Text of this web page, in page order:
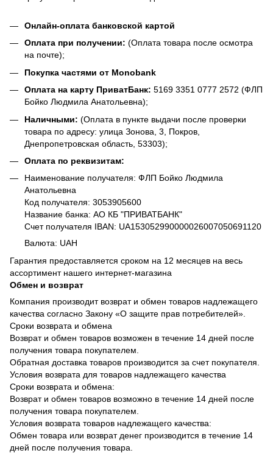
Онлайн-оплата банковской картой
Оплата при получении: (Оплата товара после осмотра
на почте);
Покупка частями от Monobank
Оплата на карту ПриватБанк: 5169 3351 0777 2572 (ФЛП
Бойко Людмила Анатольевна);
Наличными: (Оплата в пункте выдачи после проверки
товара по адресу: улица Зонова, 3, Покров,
Днепропетровская область, 53303);
Оплата по реквизитам:
Наименование получателя: ФЛП Бойко Людмила
Анатольевна
Код получателя: 3053905600
Название банка: АО КБ "ПРИВАТБАНК"
Счет получателя IBAN: UA153052990000026007050691120
Валюта: UAH
Гарантия предоставляется сроком на 12 месяцев на весь
ассортимент нашего интернет-магазина
Обмен и возврат
Компания производит возврат и обмен товаров надлежащего
качества согласно Закону «О защите прав потребителей».
Сроки возврата и обмена
Возврат и обмен товаров возможен в течение 14 дней после
получения товара покупателем.
Обратная доставка товаров производится за счет покупателя.
Условия возврата для товаров надлежащего качества
Сроки возврата и обмена:
Возврат и обмен товаров возможно в течение 14 дней после
получения товара покупателем.
Условия возврата товаров надлежащего качества:
Обмен товара или возврат денег производится в течение 14
дней после получения товара.